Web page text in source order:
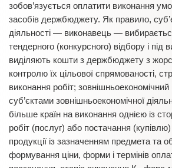
зобов’язується оплатити виконання
засобів держбюджету. Як правило,
діяльності — виконавець —
тендерного (конкурсного) відбору і під
виділяють кошти з держбюджету з
контролю їх цільової спрямованості,
виконання робіт;
суб’єктами зовнішньоекономічної
більше країн на виконання однією із
робіт (послуг) або постачання
продукції із зазначенням предмета та
формування ціни, форми і термінів